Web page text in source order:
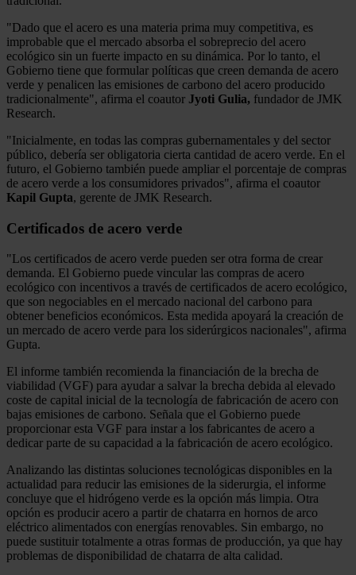
"Dado que el acero es una materia prima muy competitiva, es
improbable que el mercado absorba el sobreprecio del acero
ecológico sin un fuerte impacto en su dinámica. Por lo tanto, el
Gobierno tiene que formular políticas que creen demanda de acero
verde y penalicen las emisiones de carbono del acero producido
tradicionalmente", afirma el coautor Jyoti Gulia, fundador de JMK
Research.
"Inicialmente, en todas las compras gubernamentales y del sector
público, debería ser obligatoria cierta cantidad de acero verde. En el
futuro, el Gobierno también puede ampliar el porcentaje de compras
de acero verde a los consumidores privados", afirma el coautor
Kapil Gupta, gerente de JMK Research.
Certificados de acero verde
"Los certificados de acero verde pueden ser otra forma de crear
demanda. El Gobierno puede vincular las compras de acero
ecológico con incentivos a través de certificados de acero ecológico,
que son negociables en el mercado nacional del carbono para
obtener beneficios económicos. Esta medida apoyará la creación de
un mercado de acero verde para los siderúrgicos nacionales", afirma
Gupta.
El informe también recomienda la financiación de la brecha de
viabilidad (VGF) para ayudar a salvar la brecha debida al elevado
coste de capital inicial de la tecnología de fabricación de acero con
bajas emisiones de carbono. Señala que el Gobierno puede
proporcionar esta VGF para instar a los fabricantes de acero a
dedicar parte de su capacidad a la fabricación de acero ecológico.
Analizando las distintas soluciones tecnológicas disponibles en la
actualidad para reducir las emisiones de la siderurgia, el informe
concluye que el hidrógeno verde es la opción más limpia. Otra
opción es producir acero a partir de chatarra en hornos de arco
eléctrico alimentados con energías renovables. Sin embargo, no
puede sustituir totalmente a otras formas de producción, ya que hay
problemas de disponibilidad de chatarra de alta calidad.